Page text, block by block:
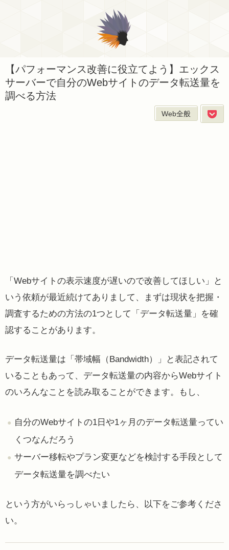
【パフォーマンス改善に役立てよう】エックス
サーバーで自分のWebサイトのデータ転送量を
調べる方法
Web全般
「Webサイトの表示速度が遅いので改善してほしい」と
いう依頼が最近続けてありまして、まずは現状を把握・
調査するための方法の1つとして「データ転送量」を確
認することがあります。
データ転送量は「帯域幅（Bandwidth）」と表記されて
いることもあって、データ転送量の内容からWebサイト
のいろんなことを読み取ることができます。もし、
自分のWebサイトの1日や1ヶ月のデータ転送量ってい
くつなんだろう
サーバー移転やプラン変更などを検討する手段として
データ転送量を調べたい
という方がいらっしゃいましたら、以下をご参考くださ
い。